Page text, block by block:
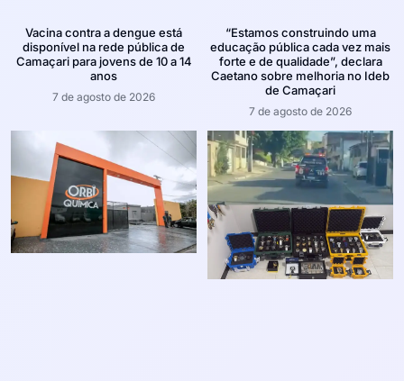
Vacina contra a dengue está
disponível na rede pública de
Camaçari para jovens de 10 a 14
anos
7 de agosto de 2026
“Estamos construindo uma
educação pública cada vez mais
forte e de qualidade”, declara
Caetano sobre melhoria no Ideb
de Camaçari
7 de agosto de 2026